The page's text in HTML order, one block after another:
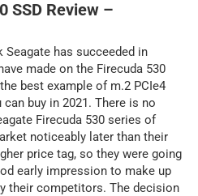
SSD Review –
Seagate has succeeded in
made on the Firecuda 530
best example of m.2 PCIe4
buy in 2021. There is no
Firecuda 530 series of
noticeably later than their
price tag, so they were going
early impression to make up
their competitors. The decision